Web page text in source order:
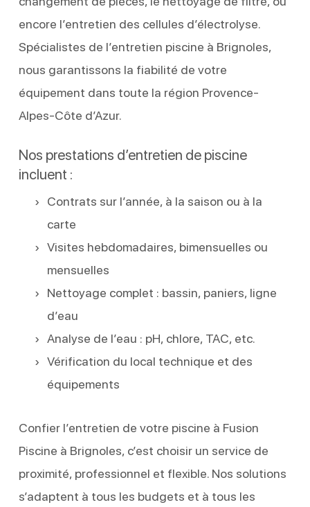
encore l’entretien des cellules d’électrolyse.
Spécialistes de l’entretien piscine à Brignoles,
nous garantissons la fiabilité de votre
équipement dans toute la région Provence-
Alpes-Côte d’Azur.
Nos prestations d’entretien de piscine
incluent :
Contrats sur l’année, à la saison ou à la
carte
Visites hebdomadaires, bimensuelles ou
mensuelles
Nettoyage complet : bassin, paniers, ligne
d’eau
Analyse de l’eau : pH, chlore, TAC, etc.
Vérification du local technique et des
équipements
Confier l’entretien de votre piscine à Fusion
Piscine à Brignoles, c’est choisir un service de
proximité, professionnel et flexible. Nos solutions
s’adaptent à tous les budgets et à tous les